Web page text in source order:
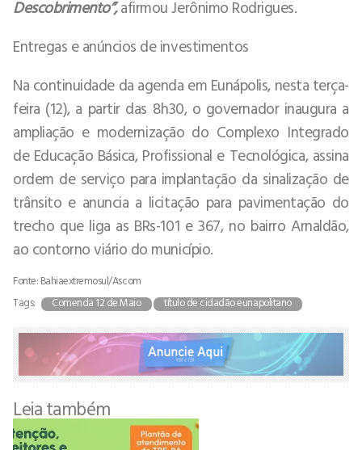
Descobrimento”,afirmou Jerônimo Rodrigues.
Entregas e anúncios de investimentos
Na continuidade da agenda em Eunápolis, nesta terça-
feira (12), a partir das 8h30, o governador inaugura a
ampliação e modernização do Complexo Integrado
de Educação Básica, Profissional e Tecnológica, assina
ordem de serviço para implantação da sinalização de
trânsito e anuncia a licitação para pavimentação do
trecho que liga as BRs-101 e 367, no bairro Arnaldão,
ao contorno viário do município.
Fonte: Bahiaextremosul/Ascom
Tags:
Comenda 12 de Maio título de cidadão eunapolitano
Leia também